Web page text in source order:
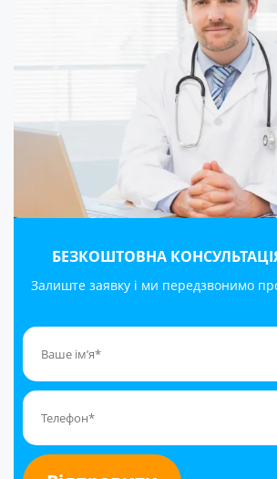
БЕЗКОШТОВНА
Залиште заявку і ми передзвонимо